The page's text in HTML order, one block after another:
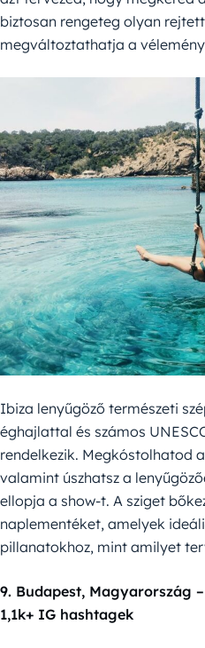
biztosan rengeteg olyan
megváltoztathatja a
Ibiza lenyűgöző természeti
éghajlattal és számos
rendelkezik. Megkóstolhatod
valamint úszhatsz a
ellopja a show-t. A sziget
naplementéket, amelyek
pillanatokhoz, mint amilyet
9. Budapest, Magyarország
1,1k+ IG hashtagek